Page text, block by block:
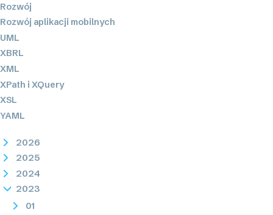
Rozwój
Rozwój aplikacji mobilnych
UML
XBRL
XML
XPath i XQuery
XSL
YAML
2026
2025
2024
2023
01